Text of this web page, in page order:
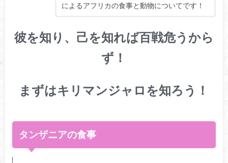
によるアフリカの食事と動物についてです！
彼を知り、己を知れば百戦危うから
ず！
まずはキリマンジャロを知ろう！
タンザニアの食事